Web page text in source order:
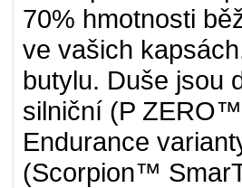
70% hmotnosti
ve vašich
butylu. Duše jsou
silniční (P
Endurance
(Scorpion™